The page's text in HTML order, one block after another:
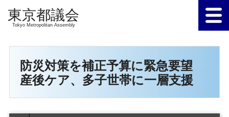
Tokyo Metropolitan Assembly
防災対策を補正予算に緊急要望
産後ケア、多子世帯に一層支援